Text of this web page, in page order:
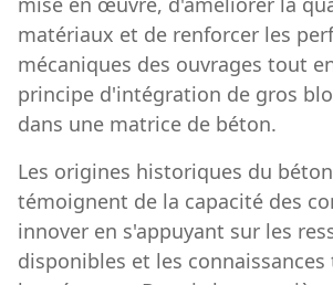
matériaux et de renforcer les
mécaniques des ouvrages tout
principe d'intégration de gros
dans une matrice de béton.
Les origines historiques du
témoignent de la capacité des
innover en s'appuyant sur les
disponibles et les